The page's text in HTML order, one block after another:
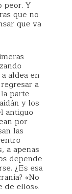
peor. Y
que no
que va
aldea en
a
parte
y los
antiguo
por
las
a apenas
depende
¿Es esa
«No
de ellos».